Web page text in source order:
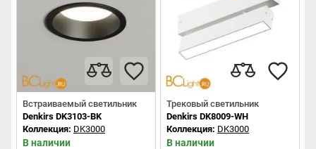
Встраиваемый светильник
Denkirs DK3103-BK
Коллекция: DK3000
В наличии
Трековый светильник
Denkirs DK8009-WH
Коллекция: DK3000
В наличии